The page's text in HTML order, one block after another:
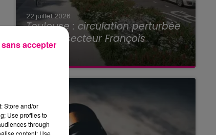
22 juillet 2026
Toulouse : circulation perturbée
dans le secteur François
Verdier...
Store and/or
Use profiles to
through
content; Use
accepter